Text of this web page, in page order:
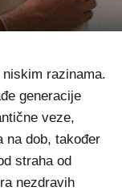
razinama.
generacije
veze,
na dob, također
straha od
nezdravih